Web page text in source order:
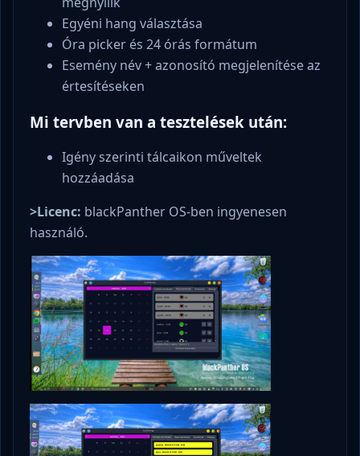
Egyéni hang választása
Óra picker és 24 órás formátum
Esemény név + azonosító megjelenítése az
értesítéseken
Mi tervben van a tesztelések után:
Igény szerinti tálcaikon műveltek
hozzáadása
>Licenc: blackPanther OS-ben ingyenesen
használó.